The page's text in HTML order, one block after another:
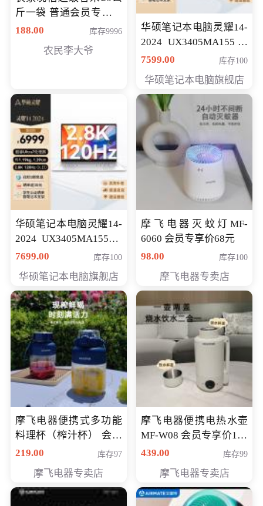
斤一袋 普通会员专享价
格178元
188.00 库存9996
农民李大爷
华硕笔记本电脑灵耀14-
2024 UX3405MA155冰
川银 oled 智慧轻薄本 会
7599.00 库存100
华硕笔记本电脑旗舰店
华硕笔记本电脑灵耀14-
2024 UX3405MA155夜
空蓝 oled 智慧轻薄本 会
7699.00 库存100
华硕笔记本电脑旗舰店
摩飞电器灭蚊灯MF-
6060 会员专享价68元
98.00
库存100
摩飞电器专卖店
摩飞电器便携式多功能
料理杯（榨汁杯） 会员
专享价118元
219.00 库存97
摩飞电器专卖店
摩飞电器便携电热水壶
MF-W08 会员专享价198
元
439.00 库存99
摩飞电器专卖店